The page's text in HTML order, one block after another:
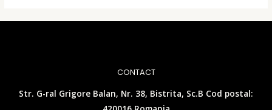
CONTACT
Str. G-ral Grigore Balan, Nr. 38, Bistrita, Sc.B Cod postal: